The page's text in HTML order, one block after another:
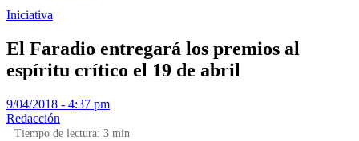
Iniciativa
El Faradio entregará los premios al
espíritu crítico el 19 de abril
9/04/2018 - 4:37 pm
Redacción
Tiempo de lectura: 3 min